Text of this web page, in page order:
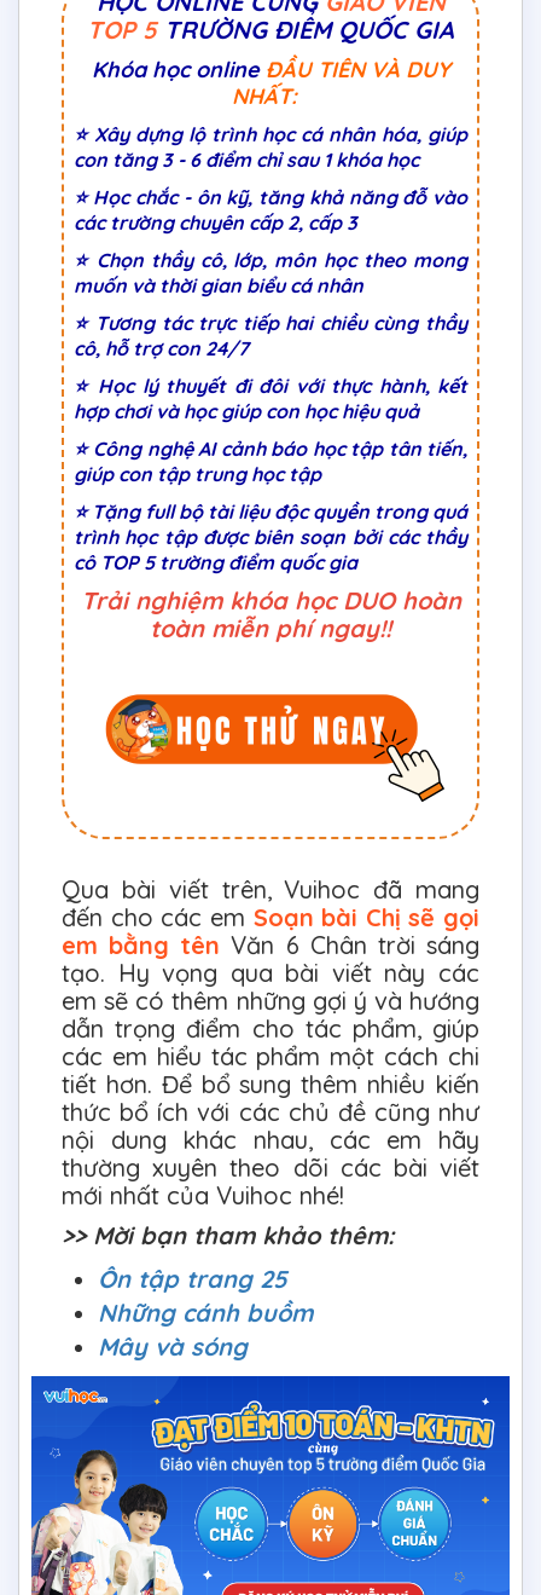
TOP 5 TRƯỜNG ĐIỂM QUỐC GIA
Khóa học online ĐẦU TIÊN VÀ DUY
NHẤT:
⭐ Xây dựng lộ trình học cá nhân hóa, giúp
con tăng 3 - 6 điểm chỉ sau 1 khóa học
⭐ Học chắc - ôn kỹ, tăng khả năng đỗ vào
các trường chuyên cấp 2, cấp 3
⭐ Chọn thầy cô, lớp, môn học theo mong
muốn và thời gian biểu cá nhân
⭐ Tương tác trực tiếp hai chiều cùng thầy
cô, hỗ trợ con 24/7
⭐ Học lý thuyết đi đôi với thực hành, kết
hợp chơi và học giúp con học hiệu quả
⭐ Công nghệ AI cảnh báo học tập tân tiến,
giúp con tập trung học tập
⭐ Tặng full bộ tài liệu độc quyền trong quá
trình học tập được biên soạn bởi các thầy
cô TOP 5 trường điểm quốc gia
Trải nghiệm khóa học DUO hoàn
toàn miễn phí ngay!!
Qua bài viết trên, Vuihoc đã mang
đến cho các em Soạn bài Chị sẽ gọi
em bằng tên Văn 6 Chân trời sáng
tạo. Hy vọng qua bài viết này các
em sẽ có thêm những gợi ý và hướng
dẫn trọng điểm cho tác phẩm, giúp
các em hiểu tác phẩm một cách chi
tiết hơn. Để bổ sung thêm nhiều kiến
thức bổ ích với các chủ đề cũng như
nội dung khác nhau, các em hãy
thường xuyên theo dõi các bài viết
mới nhất của Vuihoc nhé!
>> Mời bạn tham khảo thêm:
Ôn tập trang 25
Những cánh buồm
Mây và sóng